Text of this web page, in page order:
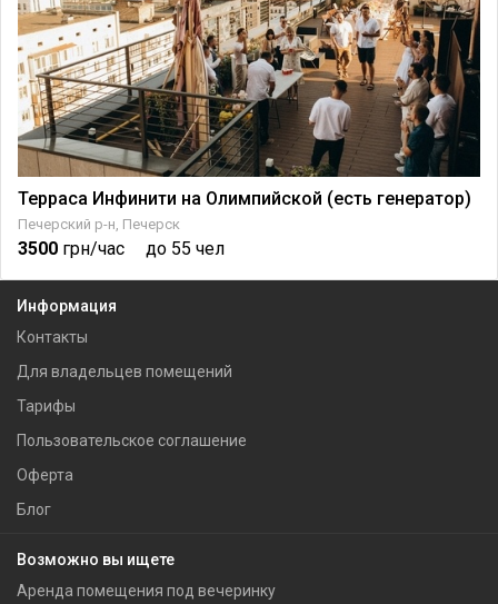
Терраса Инфинити на Олимпийской (есть генератор)
Печерский р-н, Печерск
3500 грн/час до 55 чел
Информация
Контакты
Для владельцев помещений
Тарифы
Пользовательское соглашение
Оферта
Блог
Возможно вы ищете
Аренда помещения под вечеринку